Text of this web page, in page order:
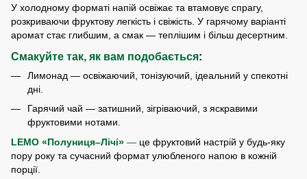
У холодному форматі напій освіжає та втамовує спрагу,
розкриваючи фруктову легкість і свіжість. У гарячому варіанті
аромат стає глибшим, а смак — теплішим і більш десертним.
Смакуйте так, як вам подобається:
Лимонад — освіжаючий, тонізуючий, ідеальний у спекотні
дні.
Гарячий чай — затишний, зігріваючий, з яскравими
фруктовими нотами.
LEMO «Полуниця–Лічі» — це фруктовий настрій у будь-яку
пору року та сучасний формат улюбленого напою в кожній
порції.